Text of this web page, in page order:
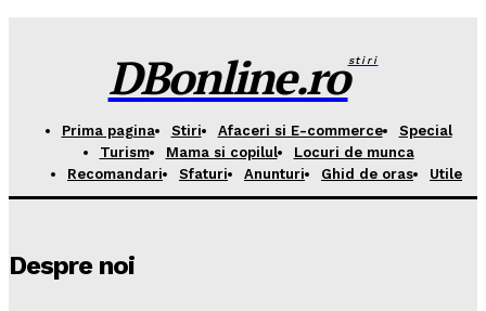
DBonline.rostiri
Prima pagina Stiri Afaceri si E-commerce
Special
Turism
Mama si copilul
Locuri de munca
Recomandari
Sfaturi Anunturi Ghid de oras Utile
Despre noi